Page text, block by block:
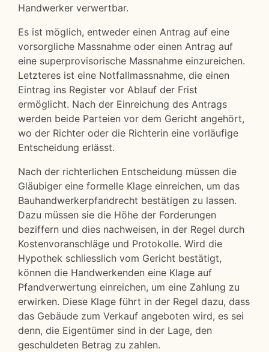
Handwerker verwertbar.
Es ist möglich, entweder einen Antrag auf eine
vorsorgliche Massnahme oder einen Antrag auf
eine superprovisorische Massnahme einzureichen.
Letzteres ist eine Notfallmassnahme, die einen
Eintrag ins Register vor Ablauf der Frist
ermöglicht. Nach der Einreichung des Antrags
werden beide Parteien vor dem Gericht angehört,
wo der Richter oder die Richterin eine vorläufige
Entscheidung erlässt.
Nach der richterlichen Entscheidung müssen die
Gläubiger eine formelle Klage einreichen, um das
Bauhandwerkerpfandrecht bestätigen zu lassen.
Dazu müssen sie die Höhe der Forderungen
beziffern und dies nachweisen, in der Regel durch
Kostenvoranschläge und Protokolle. Wird die
Hypothek schliesslich vom Gericht bestätigt,
können die Handwerkenden eine Klage auf
Pfandverwertung einreichen, um eine Zahlung zu
erwirken. Diese Klage führt in der Regel dazu, dass
das Gebäude zum Verkauf angeboten wird, es sei
denn, die Eigentümer sind in der Lage, den
geschuldeten Betrag zu zahlen.